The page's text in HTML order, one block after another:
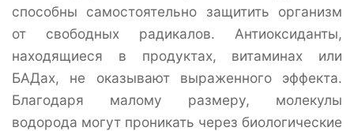
способны самостоятельно защитить организм
от свободных радикалов. Антиоксиданты,
находящиеся в продуктах, витаминах или
БАДах, не оказывают выраженного эффекта.
Благодаря малому размеру, молекулы
водорода могут проникать через биологические